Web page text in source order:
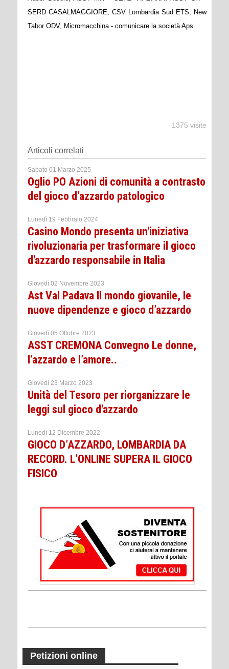
SERD CASALMAGGIORE, CSV Lombardia Sud ETS, New
Tabor ODV, Micromacchina - comunicare la società Aps.
1375 visite
Articoli correlati
Sabato 01 Marzo 2025
Oglio PO Azioni di comunità a contrasto
del gioco d’azzardo patologico
Lunedì 19 Febbraio 2024
Casino Mondo presenta un'iniziativa
rivoluzionaria per trasformare il gioco
d'azzardo responsabile in Italia
Giovedì 02 Novembre 2023
Ast Val Padava Il mondo giovanile, le
nuove dipendenze e gioco d’azzardo
Giovedì 05 Ottobre 2023
ASST CREMONA Convegno Le donne,
l’azzardo e l’amore..
Giovedì 23 Marzo 2023
Unità del Tesoro per riorganizzare le
leggi sul gioco d'azzardo
Lunedì 12 Dicembre 2022
GIOCO D’AZZARDO, LOMBARDIA DA
RECORD. L’ONLINE SUPERA IL GIOCO
FISICO
Petizioni online